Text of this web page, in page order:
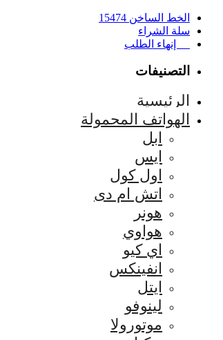
الخط الساخن 15474
سلة الشراء
إنهاء الطلب
التصنيفات
الرئيسية
الهواتف المحمولة
ابل
ايس
اول كول
اتش ام دى
هونر
هواوي
اي كيو
انفينكس
ايتل
لينوفو
موتورولا